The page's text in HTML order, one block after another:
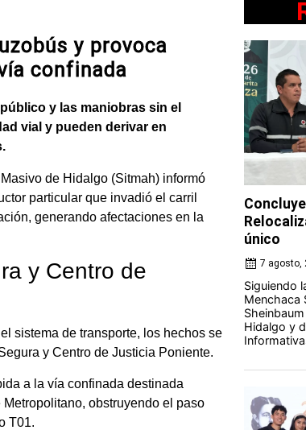
y provoca
confinada
y las maniobras sin el
vial y pueden derivar en
de Hidalgo (Sitmah) informó
particular que invadió el carril
generando afectaciones en la
y Centro de
sistema de transporte, los hechos se
y Centro de Justicia Poniente.
a la vía confinada destinada
obstruyendo el paso
T01.
único
7 agosto,
Siguiendo
Menchaca
Hidalgo y